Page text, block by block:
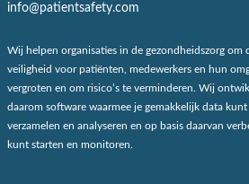
info@patientsafety.com
Wij helpen organisaties in de gezondheidszorg om
veiligheid voor patiënten, medewerkers en hun
vergroten en om risico’s te verminderen. Wij
daarom software waarmee je gemakkelijk data kunt
verzamelen en analyseren en op basis daarvan
kunt starten en monitoren.